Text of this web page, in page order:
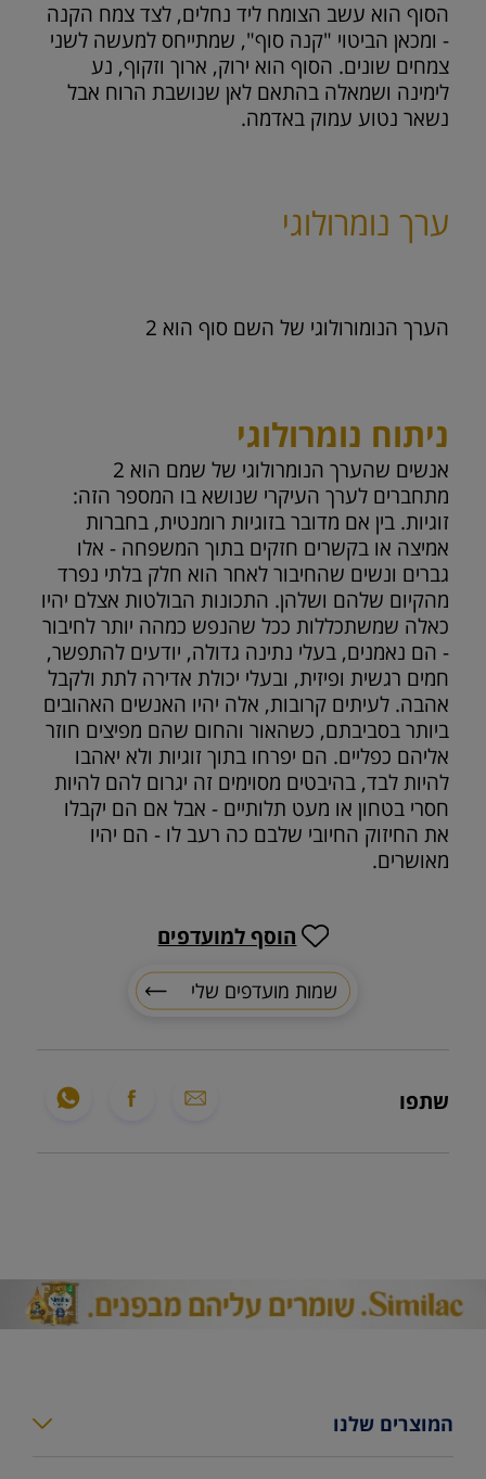
הסוף הוא עשב הצומח ליד נחלים, לצד צמח הקנה
- ומכאן הביטוי "קנה סוף", שמתייחס למעשה לשני
צמחים שונים. הסוף הוא ירוק, ארוך וזקוף, נע
לימינה ושמאלה בהתאם לאן שנושבת הרוח אבל
נשאר נטוע עמוק באדמה.
ערך נומרולוגי
הערך הנומורולוגי של השם סוף הוא 2
ניתוח נומרולוגי
אנשים שהערך הנומרולוגי של שמם הוא 2
מתחברים לערך העיקרי שנושא בו המספר הזה:
זוגיות. בין אם מדובר בזוגיות רומנטית, בחברות
אמיצה או בקשרים חזקים בתוך המשפחה - אלו
גברים ונשים שהחיבור לאחר הוא חלק בלתי נפרד
מהקיום שלהם ושלהן. התכונות הבולטות אצלם יהיו
כאלה שמשתכללות ככל שהנפש כמהה יותר לחיבור
- הם נאמנים, בעלי נתינה גדולה, יודעים להתפשר,
חמים רגשית ופיזית, ובעלי יכולת אדירה לתת ולקבל
אהבה. לעיתים קרובות, אלה יהיו האנשים האהובים
ביותר בסביבתם, כשהאור והחום שהם מפיצים חוזר
אליהם כפליים. הם יפרחו בתוך זוגיות ולא יאהבו
להיות לבד, בהיבטים מסוימים זה יגרום להם להיות
חסרי בטחון או מעט תלותיים - אבל אם הם יקבלו
את החיזוק החיובי שלבם כה רעב לו - הם יהיו
מאושרים.
שתפו
שמות מועדפים שלי
הוסף למועדפים
המוצרים שלנו